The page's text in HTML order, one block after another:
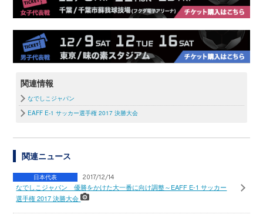
関連情報
なでしこジャパン
EAFF E-1 サッカー選手権 2017 決勝大会
関連ニュース
日本代表 2017/12/14
なでしこジャパン 優勝をかけた大一番に向け調整～EAFF E-1 サッカー
選手権 2017 決勝大会